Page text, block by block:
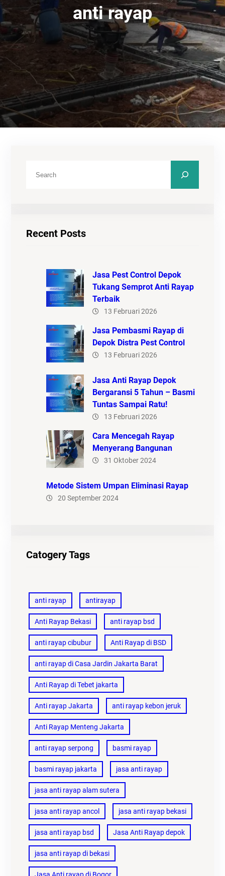
anti rayap
Recent Posts
Jasa Pest Control Depok
Tukang Semprot Anti Rayap
Terbaik
13 Februari 2026
Jasa Pembasmi Rayap di
Depok Distra Pest Control
13 Februari 2026
Jasa Anti Rayap Depok
Bergaransi 5 Tahun – Basmi
Tuntas Sampai Ratu!
13 Februari 2026
Cara Mencegah Rayap
Menyerang Bangunan
31 Oktober 2024
Metode Sistem Umpan Eliminasi Rayap
20 September 2024
Catogery Tags
anti rayap antirayap
Anti Rayap Bekasi anti rayap bsd
anti rayap cibubur Anti Rayap di BSD
anti rayap di Casa Jardin Jakarta Barat
Anti Rayap di Tebet jakarta
Anti rayap Jakarta anti rayap kebon jeruk
Anti Rayap Menteng Jakarta
anti rayap serpong basmi rayap
basmi rayap jakarta jasa anti rayap
jasa anti rayap alam sutera
jasa anti rayap ancol jasa anti rayap bekasi
jasa anti rayap bsd Jasa Anti Rayap depok
jasa anti rayap di bekasi